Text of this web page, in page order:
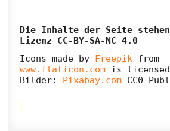
Die Inhalte der Seite
Lizenz CC-BY-SA-NC 4.0
Icons made by Freepik from
www.flaticon.com is
Bilder: Pixabay.com CC0